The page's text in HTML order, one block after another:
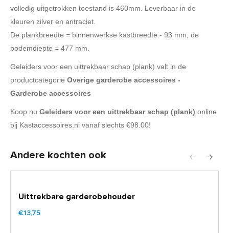
volledig uitgetrokken toestand is 460mm. Leverbaar in de
kleuren zilver en antraciet.
De plankbreedte = binnenwerkse kastbreedte - 93 mm, de
bodemdiepte = 477 mm.
Geleiders voor een uittrekbaar schap (plank) valt in de
productcategorie Overige garderobe accessoires -
Garderobe accessoires
Koop nu Geleiders voor een uittrekbaar schap (plank) online
bij Kastaccessoires.nl vanaf slechts €98.00!
Andere kochten ook
Uittrekbare garderobehouder
€13,75